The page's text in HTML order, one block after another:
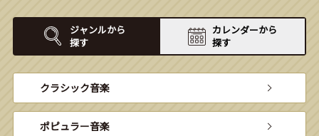
ジャンルから
探す
カレンダーから
探す
クラシック音楽
ポピュラー音楽